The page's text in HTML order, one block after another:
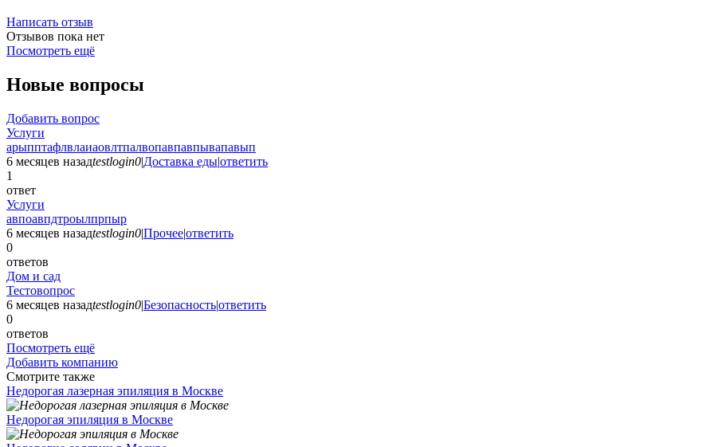
Написать отзыв
Отзывов пока нет
Посмотреть ещё
Новые вопросы
Добавить вопрос
Услуги
арыпптафлвлаиаовлтпалвопавпавпывапавып
6 месяцев назадtestlogin0|Доставка еды|ответить
1
ответ
Услуги
авпоавпдтроылпрпыр
6 месяцев назадtestlogin0|Прочее|ответить
0
ответов
Дом и сад
Тестовопрос
6 месяцев назадtestlogin0|Безопасность|ответить
0
ответов
Посмотреть ещё
Добавить компанию
Смотрите также
Недорогая лазерная эпиляция в Москве
Недорогая эпиляция в Москве